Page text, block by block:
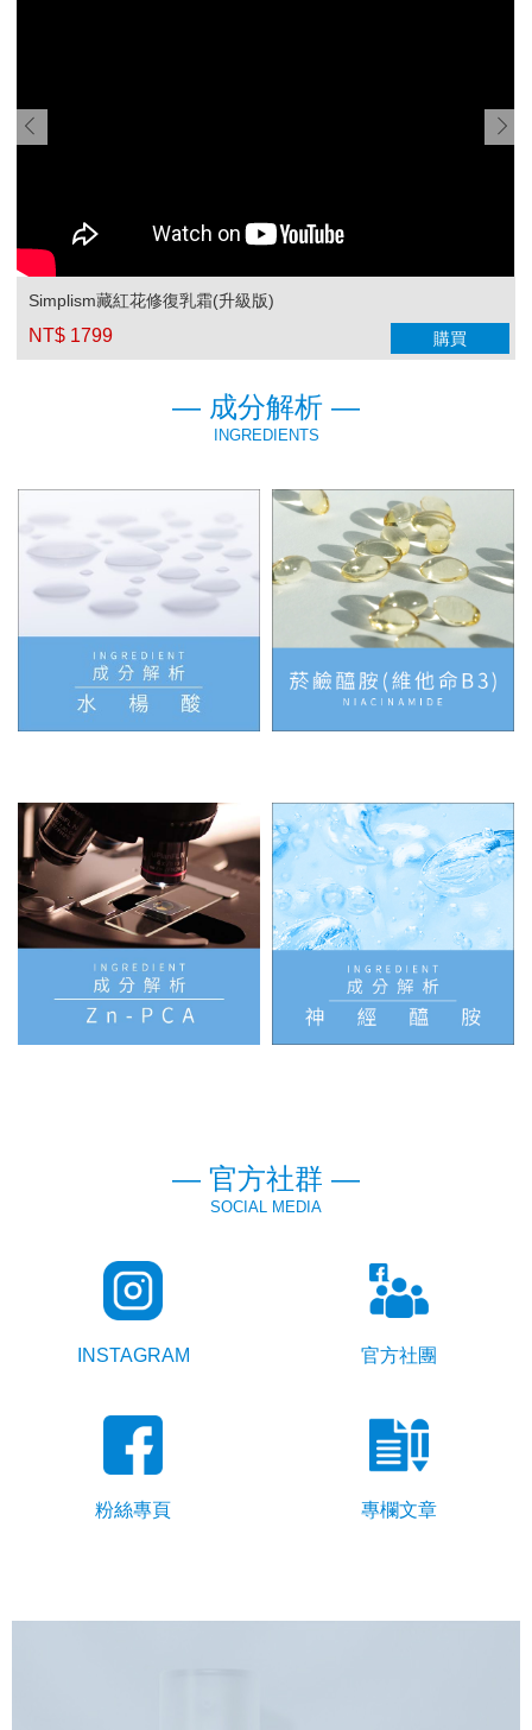
Simplism藏紅花修復乳霜(升級版)
NT$ 1799 購買
— 成分解析 —
INGREDIENTS
— 官方社群 —
SOCIAL MEDIA
INSTAGRAM 官方社團
粉絲專頁 專欄文章